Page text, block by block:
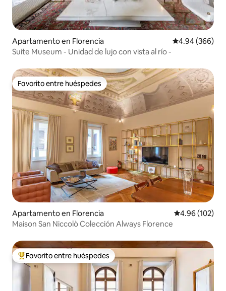
Apartamento en Florencia Calificación
4.94 (366)
Suite Museum - Unidad de lujo con vista al río -
Favorito entre huéspedes
Favorito entre huéspedes
Apartamento en Florencia Calificación
4.96 (102)
Maison San Niccolò Colección Always Florence
Favorito entre huéspedes preferido
Favorito entre huéspedes